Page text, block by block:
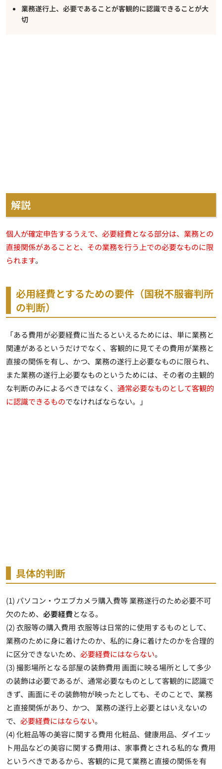
業務遂行上、必要であることが客観的に認識できることが大
切
解説
個人が確定申告するうえで、必要経費となる部分は、業務との
直接関係があることと、その業務を行う上での必要なものに限
られます。
必用経費とするための要件（国税不服審判所
の判断）
「ある費用が必要経費に当たるといえるためには、単に業務と
関連があるというだけでなく、客観的に見てその費用が業務と
直接の関係を有し、かつ、業務の遂行上必要なものに限られ、
また業務の遂行上必要なものというためには、その者の主観的
な判断のみによるべきではなく、 通常必要なものとして客観的
に認識できるものでなければならない。」
具体的判断
(1) パソコン・ウエブカメラ購入費等 業務遂行のため必要不可
欠のため、 必要経費となる。
(2) 衣服等の購入費用 衣服等は日常的に使用するものとして、
業務のために身に着けたのか、私的に身に着けたのかを合理的
に区分できないため、 必要経費にはならない。
(3) 撮影場所となる部屋の装飾費用 画面に映る場所として多少
の装飾は必要であるが、通常必要なものとして客観的に認識で
きず、画面にその装飾物が映ったとしても、そのことで、業務
と直接関係があり、かつ、 業務の遂行上必要とはいえないの
で、 必要経費にはならない。
(4) 化粧品等の美容に関する費用 化粧品、健康用品、ダイエッ
ト用品などの美容に関する費用は、家事費とされる私的な 費用
というべきであるから、客観的に見て業務と直接の関係を有